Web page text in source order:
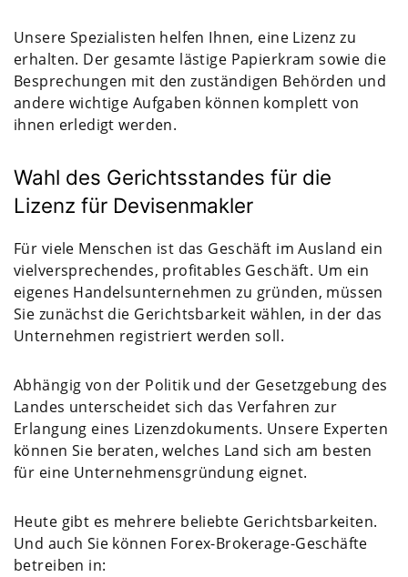
Unsere Spezialisten helfen Ihnen, eine Lizenz zu
erhalten. Der gesamte lästige Papierkram sowie die
Besprechungen mit den zuständigen Behörden und
andere wichtige Aufgaben können komplett von
ihnen erledigt werden.
Wahl des Gerichtsstandes für die
Lizenz für Devisenmakler
Für viele Menschen ist das Geschäft im Ausland ein
vielversprechendes, profitables Geschäft. Um ein
eigenes Handelsunternehmen zu gründen, müssen
Sie zunächst die Gerichtsbarkeit wählen, in der das
Unternehmen registriert werden soll.
Abhängig von der Politik und der Gesetzgebung des
Landes unterscheidet sich das Verfahren zur
Erlangung eines Lizenzdokuments. Unsere Experten
können Sie beraten, welches Land sich am besten
für eine Unternehmensgründung eignet.
Heute gibt es mehrere beliebte Gerichtsbarkeiten.
Und auch Sie können Forex-Brokerage-Geschäfte
betreiben in: